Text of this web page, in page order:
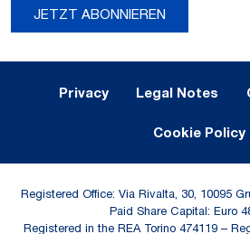
JETZT ABONNIEREN
Privacy Legal Notes
Cookie Policy
Registered Office: Via Rivalta, 30, 10095
Paid Share Capital: Euro
Registered in the REA Torino 474119 –